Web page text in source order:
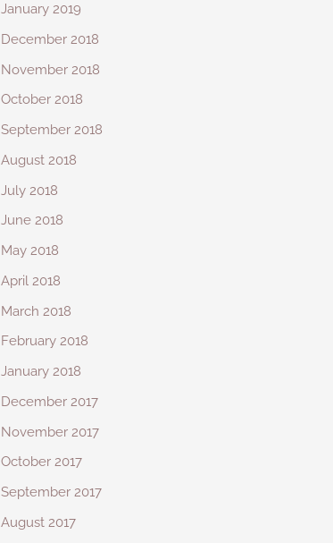
January 2019
December 2018
November 2018
October 2018
September 2018
August 2018
July 2018
June 2018
May 2018
April 2018
March 2018
February 2018
January 2018
December 2017
November 2017
October 2017
September 2017
August 2017